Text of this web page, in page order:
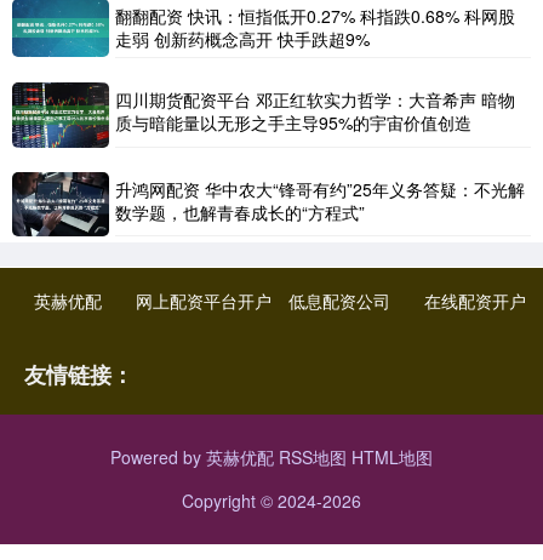
翻翻配资 快讯：恒指低开0.27% 科指跌0.68% 科网股
走弱 创新药概念高开 快手跌超9%
四川期货配资平台 邓正红软实力哲学：大音希声 暗物
质与暗能量以无形之手主导95%的宇宙价值创造
升鸿网配资 华中农大“锋哥有约”25年义务答疑：不光解
数学题，也解青春成长的“方程式”
英赫优配 网上配资平台开户 低息配资公司 在线配资开户
友情链接：
Powered by 英赫优配 RSS地图 HTML地图
Copyright © 2024-2026